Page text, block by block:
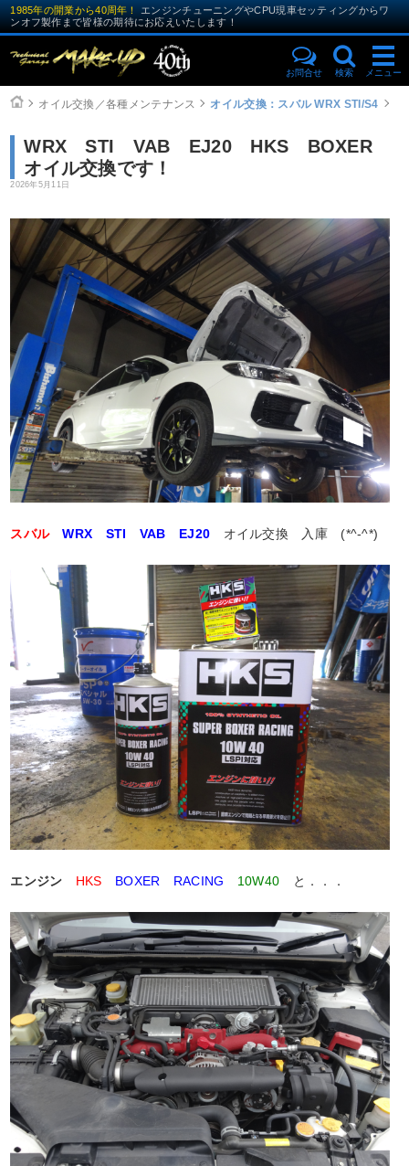
1985年の開業から40周年！
エンジンチューニングやCPU現車セッティングからワ
ンオフ製作まで皆様の期待にお応えいたします！
お問合せ 検索 メニュー
オイル交換／各種メンテナンス オイル交換：スバル WRX STI/S4
WRX STI VAB EJ20 HKS BOXER
オイル交換です！
2026年5月11日
スバル WRX STI VAB EJ20 オイル交換 入庫 (*^-^*)
エンジン HKS BOXER RACING 10W40 と．．．